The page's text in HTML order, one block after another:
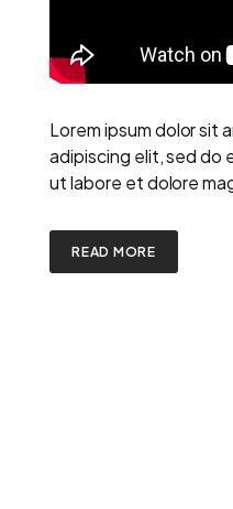
Lorem ipsum dolor sit
adipiscing elit, sed do
ut labore et dolore
READ MORE